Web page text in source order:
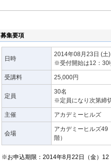
顧客企業メンバーの創
ョン・グラフィック」
ン」「ロジカル・ディ
も共著）日本経済新聞
ＨＰ
募集要項
日時
2014年08月23日 (土)
※受付開始は12：30
受講料 25,000円
定員
30名
※定員になり次第締
主催 アカデミーヒルズ
会場
アカデミーヒルズ49
階）
※お申込期限：2014年8月22日（金）12